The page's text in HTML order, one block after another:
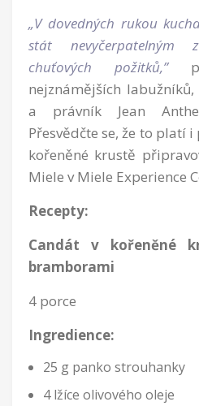
„V dovedných rukou
stát nevyčerpatelným
chuťových požitků,”
nejznámějších
a právník Jean
Přesvědčte se, že to platí
kořeněné krustě
Miele v Miele Experience
Recepty:
Candát v kořeněné
bramborami
4 porce
Ingredience:
25 g panko strouhanky
4 lžíce olivového oleje